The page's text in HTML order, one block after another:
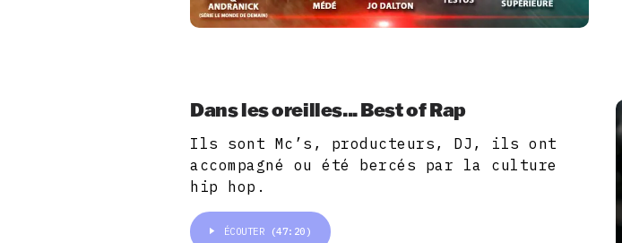
Dans les oreilles... Best of Rap
Ils sont Mc’s, producteurs, DJ, ils ont
accompagné ou été bercés par la culture
hip hop.
ÉCOUTER (47:20)